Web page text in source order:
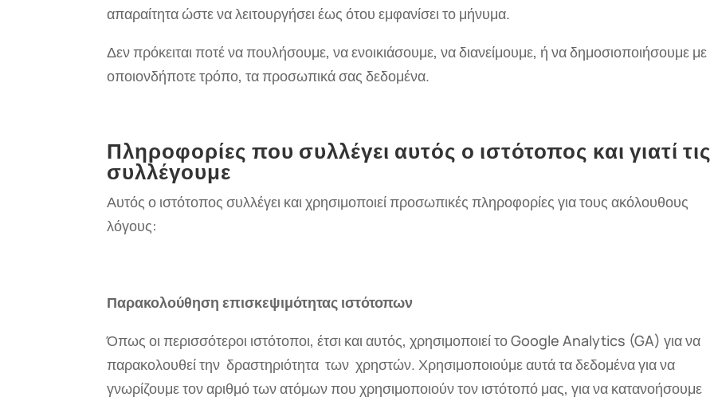
απαραίτητα ώστε να λειτουργήσει έως ότου εμφανίσει το μήνυμα.
Δεν πρόκειται ποτέ να πουλήσουμε, να ενοικιάσουμε, να διανείμουμε, ή να δημοσιοποιήσουμε με
οποιονδήποτε τρόπο, τα προσωπικά σας δεδομένα.
Πληροφορίες που συλλέγει αυτός ο ιστότοπος και γιατί τις
συλλέγουμε
Αυτός ο ιστότοπος συλλέγει και χρησιμοποιεί προσωπικές πληροφορίες για τους ακόλουθους
λόγους:
Παρακολούθηση επισκεψιμότητας ιστότοπων
Όπως οι περισσότεροι ιστότοποι, έτσι και αυτός, χρησιμοποιεί το Google Analytics (GA) για να
παρακολουθεί την δραστηριότητα των χρηστών. Χρησιμοποιούμε αυτά τα δεδομένα για να
γνωρίζουμε τον αριθμό των ατόμων που χρησιμοποιούν τον ιστότοπό μας, για να κατανοήσουμε